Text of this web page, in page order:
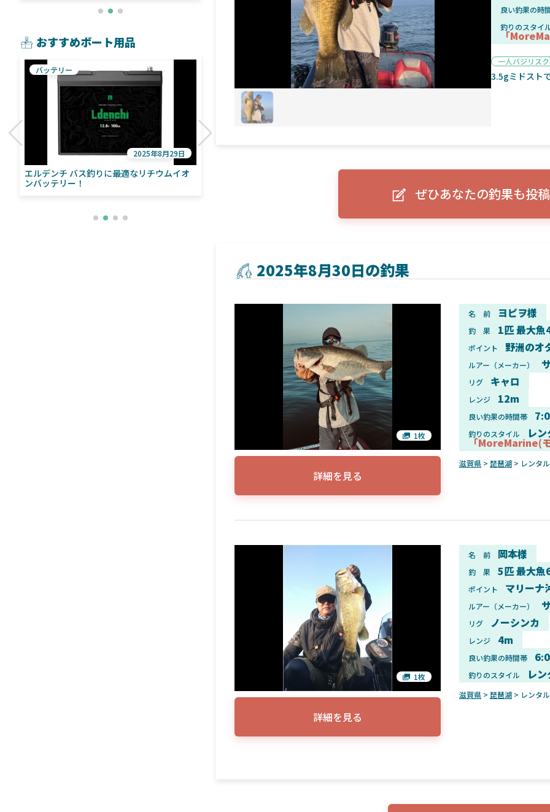
良い釣果の時
釣りのスタイ
「
一人バジリス
3.5gミドスト
ぜひあなたの釣果も投
2025年8月30日の釣果
1枚
名 前 ヨピヲ様
釣 果 1匹 最大
ポイント 野洲のオ
ルアー（メーカー）
リグ キャロ
レンジ 12m
良い釣果の時間帯
釣りのスタイル レ
「MoreMarine(
滋賀県 > 琵琶湖 > レンタ
詳細を見る
1枚
名 前 岡本様
釣 果 5匹 最大
ポイント マリーナ
ルアー（メーカー）
リグ ノーシンカ
レンジ 4m
良い釣果の時間帯
釣りのスタイル レ
滋賀県 > 琵琶湖 > レンタ
詳細を見る
おすすめボート用品
エルデンチ バス釣りに最適なリチウムイオ
ンバッテリー！
バッテリー
2025年8月29日
ローランス「イーグルアイ（EAGLE EYE）」
ELowrance EAGLE 7/9インチ トリ
魚探